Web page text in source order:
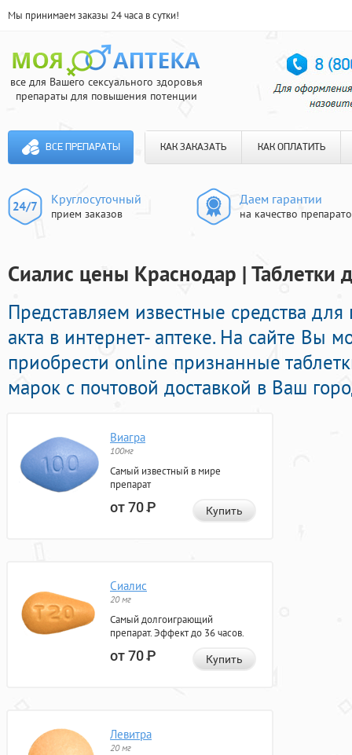
Мы принимаем заказы 24 часа в сутки!
все для Вашего сексуального здоровья
препараты для повышения потенции
ВСЕ ПРЕПАРАТЫ КАК ЗАКАЗАТЬ КАК ОПЛАТИТЬ
Круглосуточный
прием заказов
Даем гарантии
на качество
Сиалис цены Краснодар | Таблетки
Представляем известные средства
акта в интернет- аптеке. На сайте Вы
приобрести online признанные
марок с почтовой доставкой в Ваш
Виагра
100мг
Самый известный в мире
препарат
от 70Р Купить
Сиалис
20 мг
Самый долгоиграющий
препарат. Эффект до 36 часов.
от 70Р Купить
Левитра
20 мг